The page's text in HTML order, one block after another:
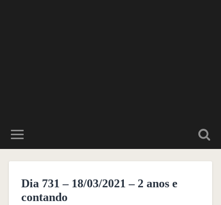
Dia 731 – 18/03/2021 – 2 anos e
contando